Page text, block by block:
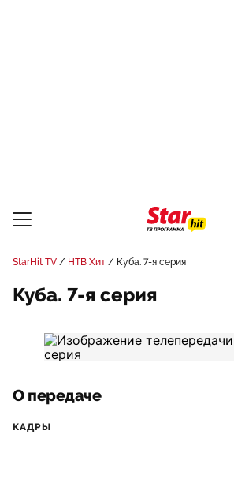
StarHit TV НТВ Хит Куба. 7-я серия
Куба. 7-я серия
О передаче
КАДРЫ